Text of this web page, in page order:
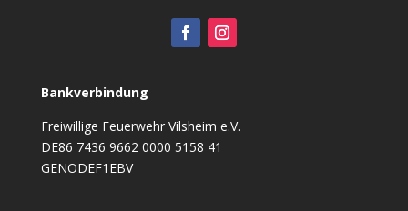
Bankverbindung
Freiwillige Feuerwehr Vilsheim e.V.
DE86 7436 9662 0000 5158 41
GENODEF1EBV